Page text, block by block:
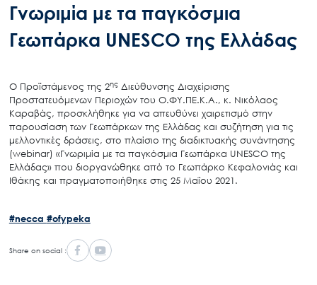
Γνωριμία με τα παγκόσμια
Γεωπάρκα UNESCO της Ελλάδας
Ο Προϊστάμενος της 2ηςΔιεύθυνσης Διαχείρισης
Προστατευόμενων Περιοχών του Ο.ΦΥ.ΠΕ.Κ.Α., κ. Νικόλαος
Καραβάς, προσκλήθηκε για να απευθύνει χαιρετισμό στην
παρουσίαση των Γεωπάρκων της Ελλάδας και συζήτηση για τις
μελλοντικές δράσεις, στο πλαίσιο της διαδικτυακής συνάντησης
(webinar) «Γνωριμία με τα παγκόσμια Γεωπάρκα UNESCO της
Ελλάδας» που διοργανώθηκε από το Γεωπάρκο Κεφαλονιάς και
Ιθάκης και πραγματοποιήθηκε στις 25 Μαΐου 2021.
#necca #ofypeka
Share on social :